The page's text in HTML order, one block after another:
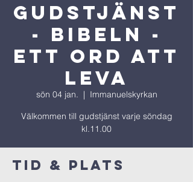
GUDSTJÄNST
- BIBELN -
Ett ord att
leva
sön 04 jan.
  |
Immanuelskyrkan
Välkommen till gudstjänst varje söndag
kl.11.00
Tid & Plats